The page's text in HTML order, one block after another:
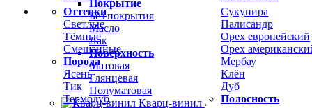
Оттенки
Светлые
Тёмные
Смешанные
Порода
Ясень
Тик
Термодуб
Сукупира
Палисандр
Орех европейский
Орех
Мербау
Клён
Дуб
Полосность
Покрытие
Без покрытия
Масло
Лак
Поверхность
Матовая
Глянцевая
Полуматовая
Кварц-винил